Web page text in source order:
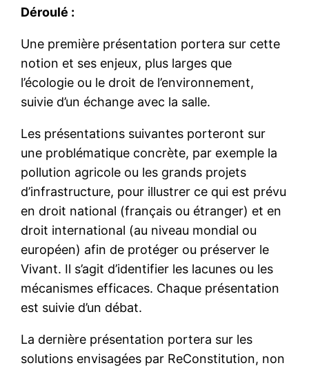
Déroulé :
Une première présentation portera sur cette
notion et ses enjeux, plus larges que
l’écologie ou le droit de l’environnement,
suivie d’un échange avec la salle.
Les présentations suivantes porteront sur
une problématique concrète, par exemple la
pollution agricole ou les grands projets
d’infrastructure, pour illustrer ce qui est prévu
en droit national (français ou étranger) et en
droit international (au niveau mondial ou
européen) afin de protéger ou préserver le
Vivant. Il s’agit d’identifier les lacunes ou les
mécanismes efficaces. Chaque présentation
est suivie d’un débat.
La dernière présentation portera sur les
solutions envisagées par ReConstitution, non